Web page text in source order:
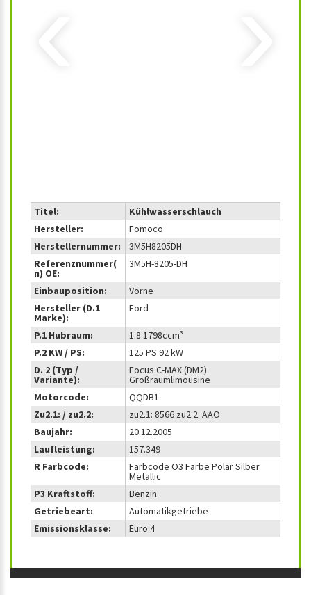
‹ ›
Titel:
Kühlwasserschlauch
Hersteller:
Fomoco
Herstellernummer:
3M5H8205DH
Referenznummer(
n) OE:
3M5H-8205-DH
Einbauposition:
Vorne
Hersteller (D.1
Marke):
Ford
P.1 Hubraum:
1.8 1798ccm³
P.2 KW / PS:
125 PS 92 kW
D. 2 (Typ /
Variante):
Focus C-MAX (DM2)
Großraumlimousine
Motorcode:
QQDB1
Zu2.1: / zu2.2:
zu2.1: 8566 zu2.2: AAO
Baujahr:
20.12.2005
Laufleistung:
157.349
R Farbcode:
Farbcode O3 Farbe Polar Silber
Metallic
P3 Kraftstoff:
Benzin
Getriebeart:
Automatikgetriebe
Emissionsklasse:
Euro 4